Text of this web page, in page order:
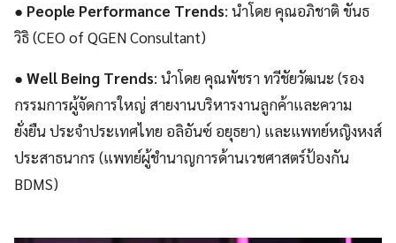
● People Performance Trends: นำโดย คุณอภิชาติ ขันธ
วิธิ (CEO of QGEN Consultant)
● Well Being Trends: นำโดย คุณพัชรา ทวีชัยวัฒนะ (รอง
กรรมการผู้จัดการใหญ่ สายงานบริหารงานลูกค้าและความ
ยั่งยืน ประจําประเทศไทย อลิอันซ์ อยุธยา) และแพทย์หญิงหงส์
ประสาธนากร (แพทย์ผู้ชำนาญการด้านเวชศาสตร์ป้องกัน
BDMS)